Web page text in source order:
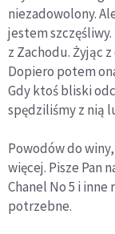
niezadowolony.
jestem
z Zachodu. Żyjąc
Dopiero potem
Gdy ktoś bliski
spędziliśmy z nią
Powodów do
więcej. Pisze Pan
Chanel No 5 i
potrzebne.